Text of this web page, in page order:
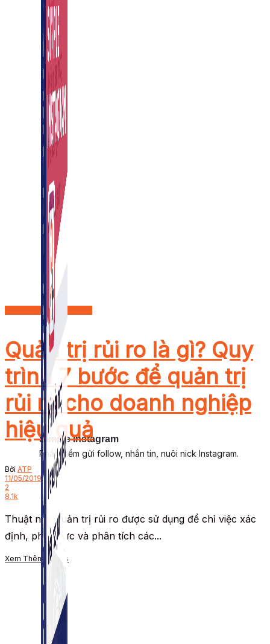
Simple Instagram
Phần mềm gửi follow, nhắn tin, nuôi nick Instagram.
Kinh doanh - Khởi nghiệp
Quản trị rủi ro là gì? Quy
trình 7 bước để quản trị
rủi ro cho doanh nghiệp
hiệu quả
Bởi ATP
11/05/2019
2
8.1k
Thuật ngữ quản trị rủi ro được sử dụng để chỉ việc xác
định, phân cực và phân tích các...
Xem Thêm Details